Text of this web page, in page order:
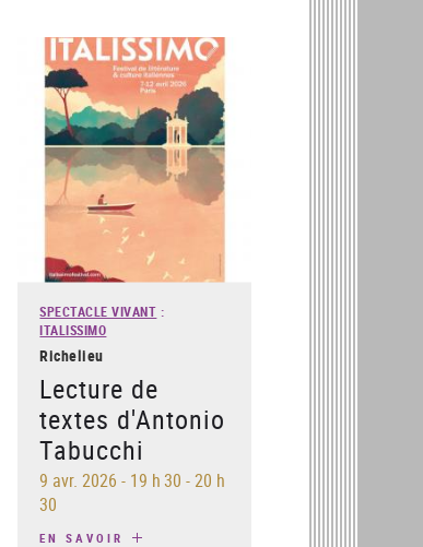
SPECTACLE VIVANT :
ITALISSIMO
Richelieu
Lecture de
textes d'Antonio
Tabucchi
9 avr. 2026 - 19 h 30 - 20 h
30
EN SAVOIR